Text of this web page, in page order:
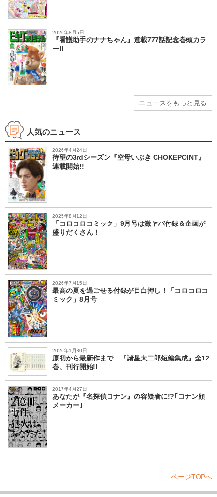
2026年8月5日
『看護助手のナナちゃん』連載777話記念巻頭カラ
ー!!
ニュースをもっと見る
人気のニュース
2026年4月24日
待望の3rdシーズン『空母いぶき CHOKEPOINT』
連載開始!!
2025年8月12日
「コロコロコミック」9月号は激ヤバ付録＆企画が
盛りだくさん！
2026年7月15日
最高の夏を過ごせる付録が目白押し！「コロコロコ
ミック」8月号
2026年1月30日
原初から最新作まで…『諸星大二郎短編集成』全12
巻、刊行開始!!
2017年4月27日
あなたが『名探偵コナン』の容疑者に!?｢コナン顔
メーカー｣
ページTOPへ